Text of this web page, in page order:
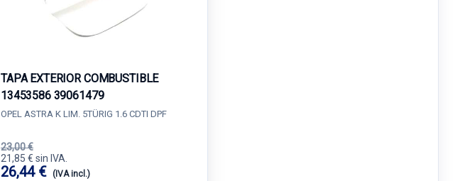
TAPA EXTERIOR COMBUSTIBLE
13453586 39061479
OPEL ASTRA K LIM. 5TÜRIG 1.6 CDTI DPF
23,00 €
21,85 € sin IVA.
26,44 € (IVA incl.)